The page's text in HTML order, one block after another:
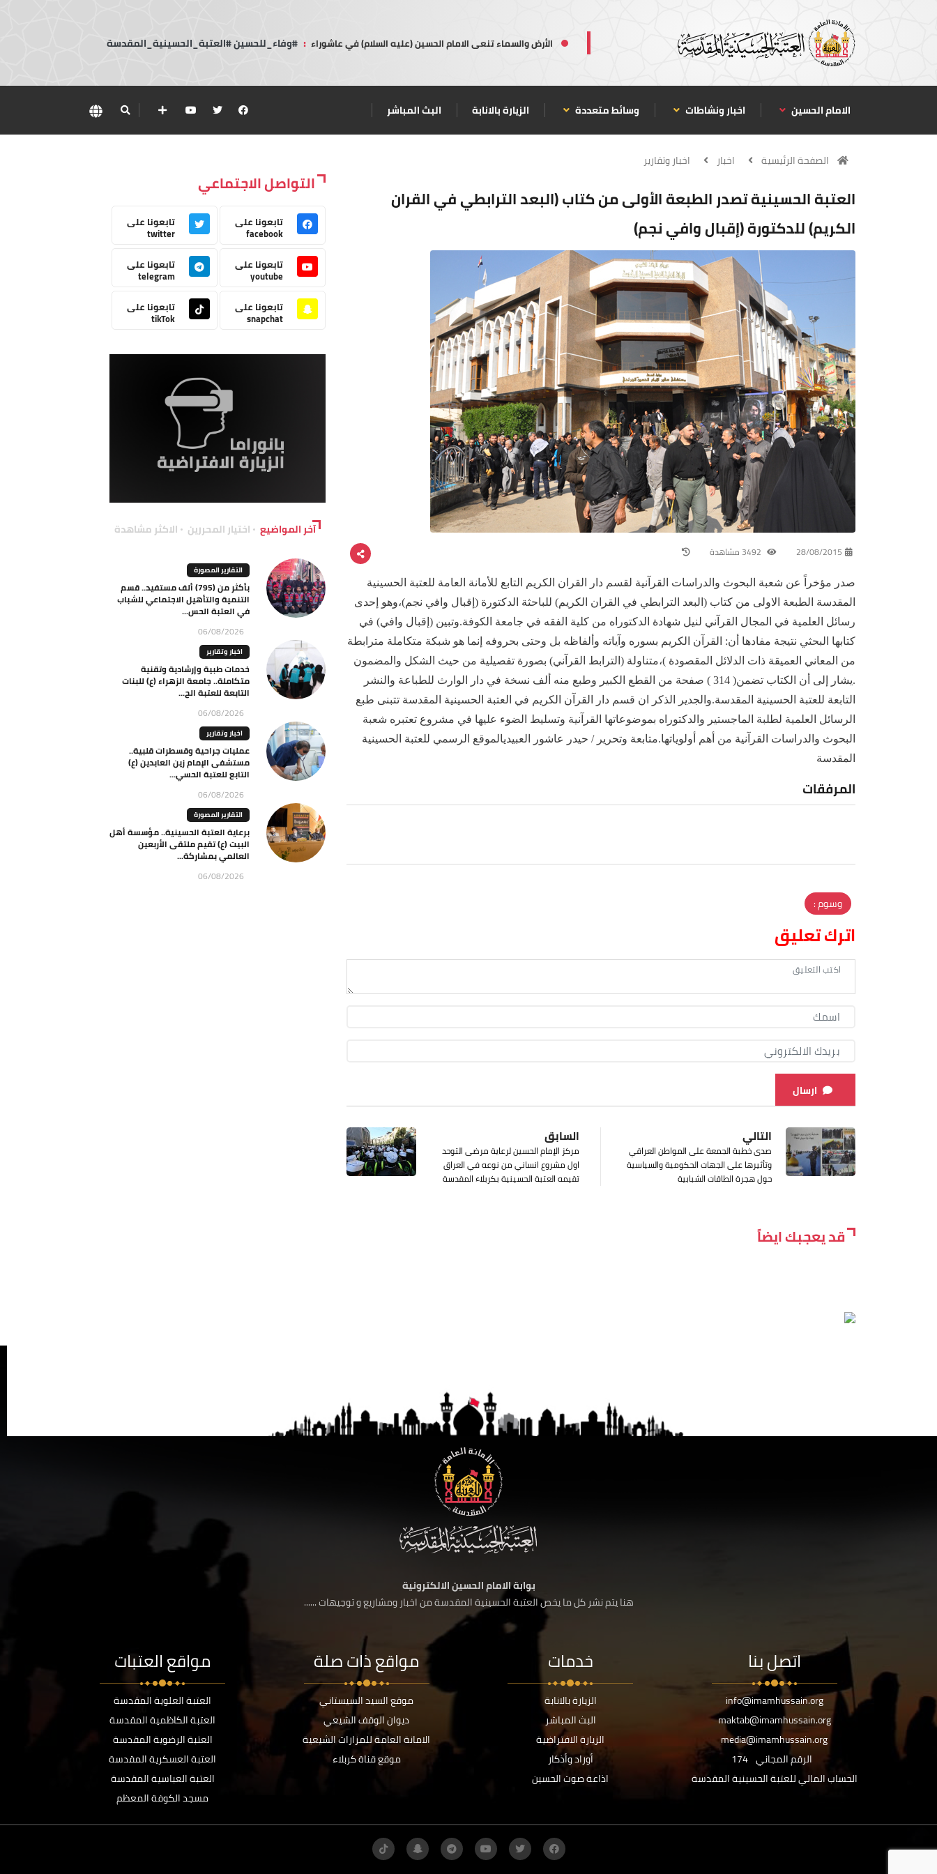
الأرض والسماء تنعى الامام الحسين (عليه السلام) في عاشوراء : #وفاء_للحسين #العتبة_الحسينية_المقدسة
الامام الحسين اخبار ونشاطات وسائط متعددة الزيارة بالانابة البث المباشر
الصفحة الرئيسية اخبار اخبار وتقارير
العتبة الحسينية تصدر الطبعة الأولى من كتاب (البعد الترابطي في القران
الكريم) للدكتورة (إقبال وافي نجم)
28/08/2015
صدر مؤخراً عن شعبة البحوث والدراسات القرآنية لقسم دار القران الكريم التابع للأمانة العامة للعتبة الحسينية
المقدسة الطبعة الاولى من كتاب (البعد الترابطي في القران الكريم) للباحثة الدكتورة (إقبال وافي نجم)،وهو إحدى
رسائل العلمية في المجال القرآني لنيل شهادة الدكتوراه من كلية الفقه في جامعة الكوفة.وتبين (إقبال وافي) في
كتابها البحثي نتيجة مفادها أن: القرآن الكريم بسوره وآياته وألفاظه بل وحتى بحروفه إنما هو شبكة متكاملة مترابطة
من المعاني العميقة ذات الدلائل المقصودة )،متناولة (الترابط القرآني) بصورة تفصيلية من حيث الشكل والمضمون
.يشار إلى أن الكتاب تضمن( 314 ) صفحة من القطع الكبير وطبع منه ألف نسخة في دار الوارث للطباعة والنشر
التابعة للعتبة الحسينية المقدسة.والجدير الذكر ان قسم دار القرآن الكريم في العتبة الحسينية المقدسة تتبنى طبع
الرسائل العلمية لطلبة الماجستير والدكتوراه بموضوعاتها القرآنية وتسليط الضوء عليها في مشروع تعتبره شعبة
البحوث والدراسات القرآنية من أهم أولوياتها.متابعة وتحرير / حيدر عاشور العبيديالموقع الرسمي للعتبة الحسينية
المقدسة
المرفقات
وسوم :
اترك تعليق
ارسال
السابق
مركز الإمام الحسين لرعاية مرضى التوحد
اول مشروع انساني من نوعه في العراق
تقيمه العتبة الحسينية بكربلاء المقدسة
التالي
صدى خطبة الجمعة على المواطن العراقي
وتأثيرها على الجهات الحكومية والسياسية
حول هجرة الطاقات الشبابية
قد يعجبك ايضاً
التواصل الاجتماعي
تابعونا على
facebook
تابعونا على
twitter
تابعونا على
youtube
تابعونا على
telegram
تابعونا على
snapchat
تابعونا على
tikTok
آخر المواضيع اختيار المحررين الاكثر مشاهدة
التقارير المصورة
بأكثر من (795) ألف مستفيد.. قسم
التنمية والتأهيل الاجتماعي للشباب
في العتبة الحس...
06/08/2026
اخبار وتقارير
خدمات طبية وإرشادية وتقنية
متكاملة.. جامعة الزهراء (ع) للبنات
التابعة للعتبة الح...
06/08/2026
اخبار وتقارير
عمليات جراحية وقسطرات قلبية..
مستشفى الإمام زين العابدين (ع)
التابع للعتبة الحسي...
06/08/2026
التقارير المصورة
برعاية العتبة الحسينية.. مؤسسة أهل
البيت (ع) تقيم ملتقى الأربعين
العالمي بمشاركة...
06/08/2026
بوابة الامام الحسين الالكترونية
هنا يتم نشر كل ما يخص العتبة الحسينية المقدسة من اخبار ومشاريع و توجيهات ......
اتصل بنا
info@imamhussain.org
maktab@imamhussain.org
media@imamhussain.org
الرقم المجاني 174
الحساب المالي للعتبة الحسينية المقدسة
خدمات
الزيارة بالانابة
البث المباشر
الزيارة الافتراضية
أوراد وأذكار
اذاعة صوت الحسين
مواقع ذات صلة
موقع السيد السيستاني
ديوان الوقف الشيعي
الامانة العامة للمزارات الشيعية
موقع قناة كربلاء
مواقع العتبات
العتبة العلوية المقدسة
العتبة الكاظمية المقدسة
العتبة الرضوية المقدسة
العتبة العسكرية المقدسة
العتبة العباسية المقدسة
مسجد الكوفة المعظم